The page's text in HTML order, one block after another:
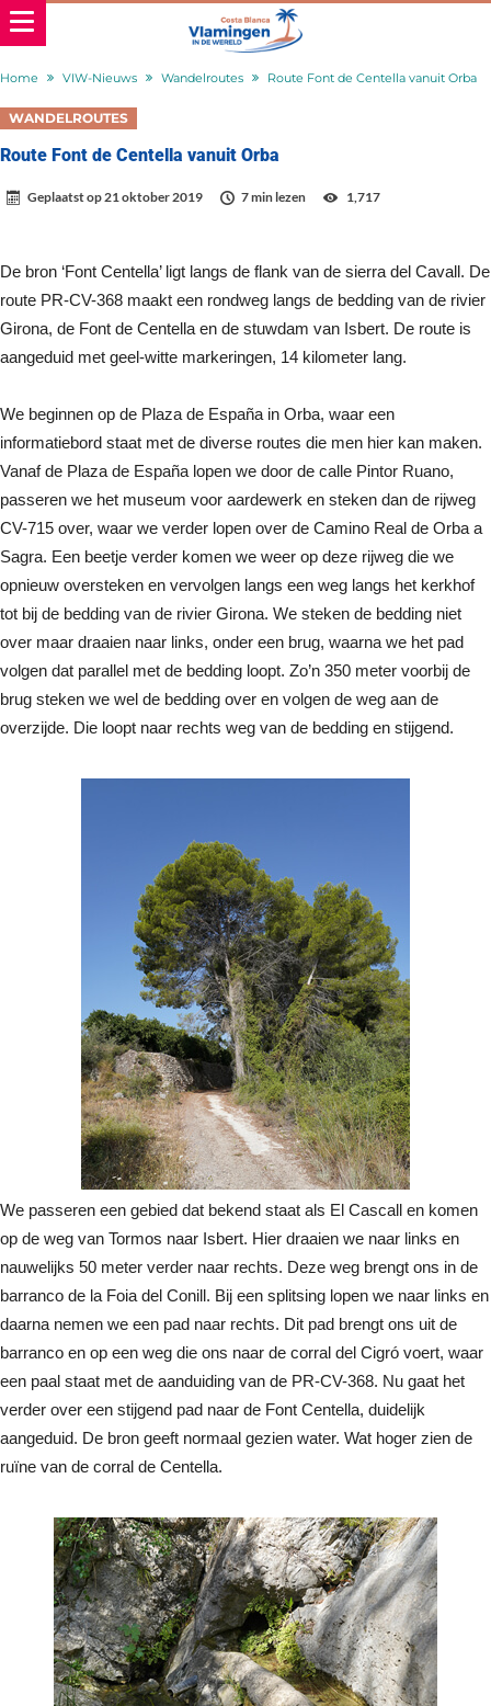
Home VIW-Nieuws Wandelroutes Route Font de Centella vanuit Orba
WANDELROUTES
Route Font de Centella vanuit Orba
Geplaatst op21 oktober 2019 7 min lezen 1,717
De bron ‘Font Centella’ ligt langs de flank van de sierra del Cavall. De
route PR-CV-368 maakt een rondweg langs de bedding van de rivier
Girona, de Font de Centella en de stuwdam van Isbert. De route is
aangeduid met geel-witte markeringen, 14 kilometer lang.
We beginnen op de Plaza de España in Orba, waar een
informatiebord staat met de diverse routes die men hier kan maken.
Vanaf de Plaza de España lopen we door de calle Pintor Ruano,
passeren we het museum voor aardewerk en steken dan de rijweg
CV-715 over, waar we verder lopen over de Camino Real de Orba a
Sagra. Een beetje verder komen we weer op deze rijweg die we
opnieuw oversteken en vervolgen langs een weg langs het kerkhof
tot bij de bedding van de rivier Girona. We steken de bedding niet
over maar draaien naar links, onder een brug, waarna we het pad
volgen dat parallel met de bedding loopt. Zo’n 350 meter voorbij de
brug steken we wel de bedding over en volgen de weg aan de
overzijde. Die loopt naar rechts weg van de bedding en stijgend.
We passeren een gebied dat bekend staat als El Cascall en komen
op de weg van Tormos naar Isbert. Hier draaien we naar links en
nauwelijks 50 meter verder naar rechts. Deze weg brengt ons in de
barranco de la Foia del Conill. Bij een splitsing lopen we naar links en
daarna nemen we een pad naar rechts. Dit pad brengt ons uit de
barranco en op een weg die ons naar de corral del Cigró voert, waar
een paal staat met de aanduiding van de PR-CV-368. Nu gaat het
verder over een stijgend pad naar de Font Centella, duidelijk
aangeduid. De bron geeft normaal gezien water. Wat hoger zien de
ruïne van de corral de Centella.